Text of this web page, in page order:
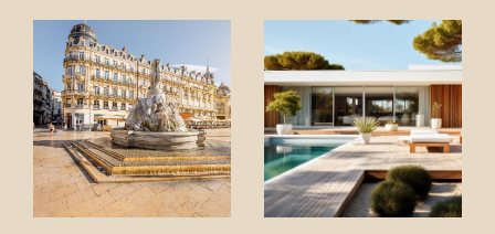
Que ce soit pour l’achat d’un appartement, la vente
d’une maison ou un
investissement locatif à
Montpellier,chaque projet mérite une stratégie
claire et un accompagnement rigoureux.
Notre priorité : vous guider avec méthode, sincérité et
efficacité. Savoir quand attendre, quand négocier, ou
quand foncer, c’est notre métier. Découvrez nos